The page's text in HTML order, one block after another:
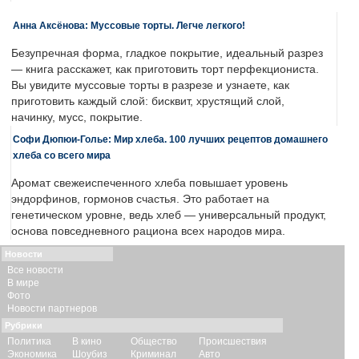
Анна Аксёнова: Муссовые торты. Легче легкого!
Безупречная форма, гладкое покрытие, идеальный разрез
— книга расскажет, как приготовить торт перфекциониста.
Вы увидите муссовые торты в разрезе и узнаете, как
приготовить каждый слой: бисквит, хрустящий слой,
начинку, мусс, покрытие.
Софи Дюпюи-Голье: Мир хлеба. 100 лучших рецептов домашнего
хлеба со всего мира
Аромат свежеиспеченного хлеба повышает уровень
эндорфинов, гормонов счастья. Это работает на
генетическом уровне, ведь хлеб — универсальный продукт,
основа повседневного рациона всех народов мира.
Новости
Все новости
В мире
Фото
Новости партнеров
Рубрики
Политика
Экономика
В кино
Шоубиз
Общество
Криминал
Происшествия
Авто